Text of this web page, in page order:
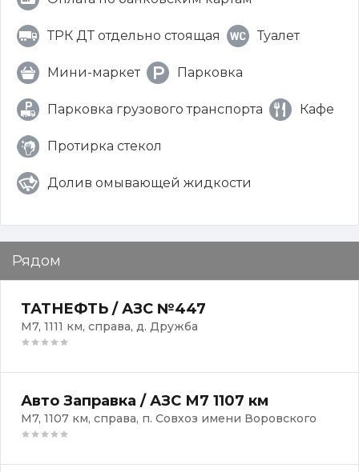
ТРК ДТ отдельно стоящая Туалет
Мини-маркет Парковка
Парковка грузового транспорта Кафе
Протирка стекол
Долив омывающей жидкости
Рядом
ТАТНЕФТЬ / АЗС №447
М7, 1111 км, справа, д. Дружба
Авто Заправка / АЗС М7 1107 км
М7, 1107 км, справа, п. Совхоз имени Воровского